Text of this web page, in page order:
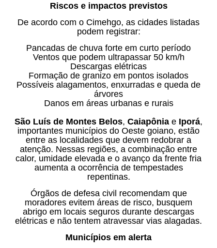
Riscos e impactos previstos
De acordo com o Cimehgo, as cidades listadas
podem registrar:
Pancadas de chuva forte em curto período
Ventos que podem ultrapassar 50 km/h
Descargas elétricas
Formação de granizo em pontos isolados
Possíveis alagamentos, enxurradas e queda de
árvores
Danos em áreas urbanas e rurais
São Luís de Montes Belos, Caiapônia e Iporá,
importantes municípios do Oeste goiano, estão
entre as localidades que devem redobrar a
atenção. Nessas regiões, a combinação entre
calor, umidade elevada e o avanço da frente fria
aumenta a ocorrência de tempestades
repentinas.
Órgãos de defesa civil recomendam que
moradores evitem áreas de risco, busquem
abrigo em locais seguros durante descargas
elétricas e não tentem atravessar vias alagadas.
Municípios em alerta